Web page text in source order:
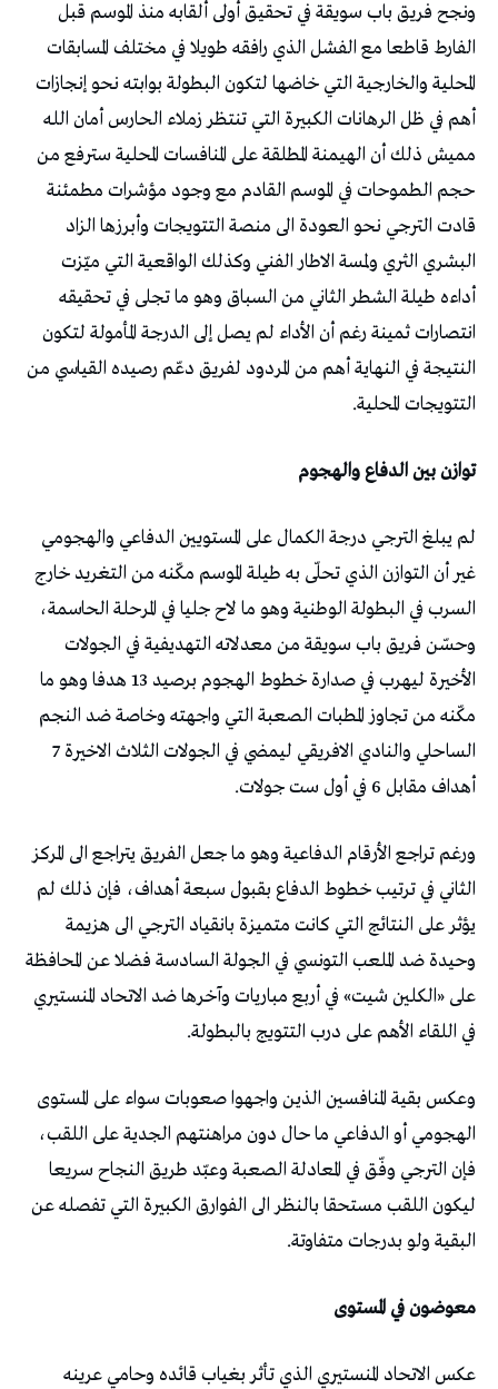
ونجح فريق باب سويقة في تحقيق أولى ألقابه منذ الموسم قبل
الفارط قاطعا مع الفشل الذي رافقه طويلا في مختلف المسابقات
المحلية والخارجية التي خاضها لتكون البطولة بوابته نحو إنجازات
أهم في ظل الرهانات الكبيرة التي تنتظر زملاء الحارس أمان الله
مميش ذلك أن الهيمنة المطلقة على المنافسات المحلية سترفع من
حجم الطموحات في الموسم القادم مع وجود مؤشرات مطمئنة
قادت الترجي نحو العودة الى منصة التتويجات وأبرزها الزاد
البشري الثري ولمسة الاطار الفني وكذلك الواقعية التي ميّزت
أداءه طيلة الشطر الثاني من السباق وهو ما تجلى في تحقيقه
انتصارات ثمينة رغم أن الأداء لم يصل إلى الدرجة المأمولة لتكون
النتيجة في النهاية أهم من المردود لفريق دعّم رصيده القياسي من
التتويجات المحلية.
توازن بين الدفاع والهجوم
لم يبلغ الترجي درجة الكمال على المستويين الدفاعي والهجومي
غير أن التوازن الذي تحلّى به طيلة الموسم مكّنه من التغريد خارج
السرب في البطولة الوطنية وهو ما لاح جليا في المرحلة الحاسمة،
وحسّن فريق باب سويقة من معدلاته التهديفية في الجولات
الأخيرة ليهرب في صدارة خطوط الهجوم برصيد 13 هدفا وهو ما
مكّنه من تجاوز المطبات الصعبة التي واجهته وخاصة ضد النجم
الساحلي والنادي الافريقي ليمضي في الجولات الثلاث الاخيرة 7
أهداف مقابل 6 في أول ست جولات.
ورغم تراجع الأرقام الدفاعية وهو ما جعل الفريق يتراجع الى المركز
الثاني في ترتيب خطوط الدفاع بقبول سبعة أهداف، فإن ذلك لم
يؤثر على النتائج التي كانت متميزة بانقياد الترجي الى هزيمة
وحيدة ضد الملعب التونسي في الجولة السادسة فضلا عن المحافظة
على «الكلين شيت» في أربع مباريات وآخرها ضد الاتحاد المنستيري
في اللقاء الأهم على درب التتويج بالبطولة.
وعكس بقية المنافسين الذين واجهوا صعوبات سواء على المستوى
الهجومي أو الدفاعي ما حال دون مراهنتهم الجدية على اللقب،
فإن الترجي وفّق في المعادلة الصعبة وعبّد طريق النجاح سريعا
ليكون اللقب مستحقا بالنظر الى الفوارق الكبيرة التي تفصله عن
البقية ولو بدرجات متفاوتة.
معوضون في المستوى
عكس الاتحاد المنستيري الذي تأثر بغياب قائده وحامي عرينه